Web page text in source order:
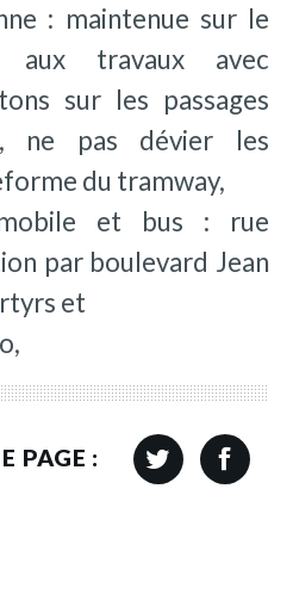
: maintenue sur le
aux travaux avec
sur les passages
ne pas dévier les
du tramway,
et bus : rue
par boulevard Jean
et
PAGE :